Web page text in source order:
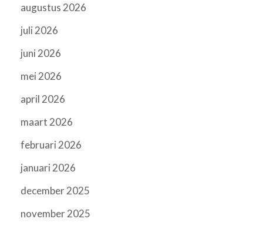
augustus 2026
juli 2026
juni 2026
mei 2026
april 2026
maart 2026
februari 2026
januari 2026
december 2025
november 2025